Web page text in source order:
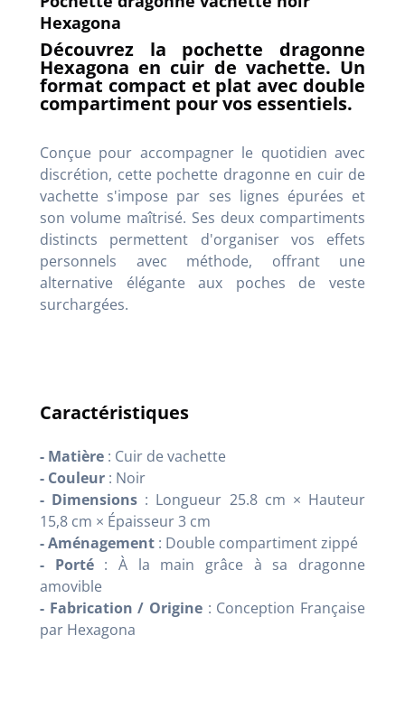
Hexagona
Découvrez la pochette dragonne
Hexagona en cuir de vachette. Un
format compact et plat avec double
compartiment pour vos essentiels.
Conçue pour accompagner le quotidien avec
discrétion, cette pochette dragonne en cuir de
vachette s'impose par ses lignes épurées et
son volume maîtrisé. Ses deux compartiments
distincts permettent d'organiser vos effets
personnels avec méthode, offrant une
alternative élégante aux poches de veste
surchargées.
Caractéristiques
- Matière : Cuir de vachette
- Couleur : Noir
- Dimensions : Longueur 25.8 cm × Hauteur
15,8 cm × Épaisseur 3 cm
- Aménagement : Double compartiment zippé
- Porté: À la main grâce à sa dragonne
amovible
- Fabrication / Origine : Conception Française
par Hexagona